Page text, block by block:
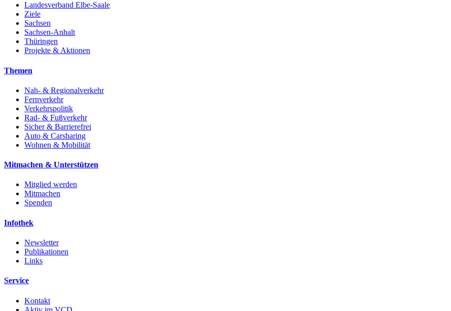
Landesverband Elbe-Saale
Ziele
Sachsen
Sachsen-Anhalt
Thüringen
Projekte & Aktionen
Themen
Nah- & Regionalverkehr
Fernverkehr
Verkehrspolitik
Rad- & Fußverkehr
Sicher & Barrierefrei
Auto & Carsharing
Wohnen & Mobilität
Mitmachen & Unterstützen
Mitglied werden
Mitmachen
Spenden
Infothek
Newsletter
Publikationen
Links
Service
Kontakt